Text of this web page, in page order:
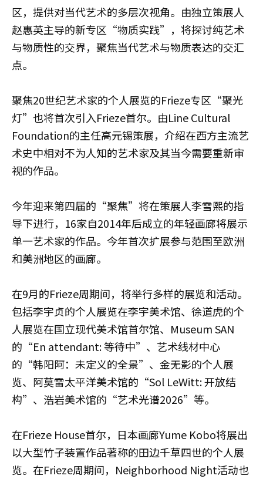
区，提供对当代艺术的多层次视角。由独立策展人
赵惠英主导的新专区“物质实践”，将探讨纯艺术
与物质性的交界，聚焦当代艺术与物质表达的交汇
点。
聚焦20世纪艺术家的个人展览的Frieze专区“聚光
灯”也将首次引入Frieze首尔。由Line Cultural
Foundation的主任高元锡策展，介绍在西方主流艺
术史中相对不为人知的艺术家及其当今需要重新审
视的作品。
今年迎来第四届的“聚焦”将在策展人李雪熙的指
导下进行，16家自2014年后成立的年轻画廊将展示
单一艺术家的作品。今年首次扩展参与范围至欧洲
和美洲地区的画廊。
在9月的Frieze周期间，将举行多样的展览和活动。
包括李宇贞的个人展览在李宇美术馆、徐道虎的个
人展览在国立现代美术馆首尔馆、Museum SAN
的“En attendant: 等待中”、艺术线材中心
的“韩阳阿：未定义的全景”、金无影的个人展
览、阿莫雷太平洋美术馆的“Sol LeWitt: 开放结
构”、浩岩美术馆的“艺术光谱2026”等。
在Frieze House首尔，日本画廊Yume Kobo将展出
以大型竹子装置作品著称的田边千草四世的个人展
览。在Frieze周期间，Neighborhood Night活动也